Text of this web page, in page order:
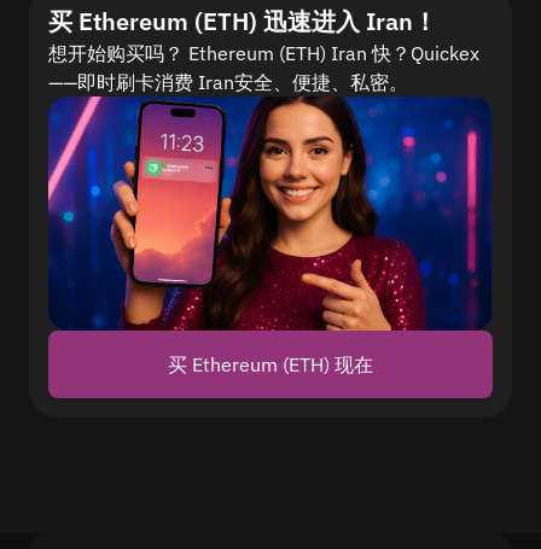
买 Ethereum (ETH) 迅速进入 Iran！
想开始购买吗？ Ethereum (ETH) Iran 快？Quickex
——即时刷卡消费 Iran安全、便捷、私密。
买 Ethereum (ETH) 现在